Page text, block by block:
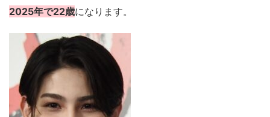
2025年で22歳になります。